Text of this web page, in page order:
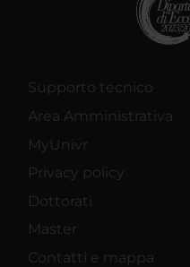
Supporto tecnico
Area Amministrativa
MyUnivr
Privacy policy
Dottorati
Master
Contatti e mappa